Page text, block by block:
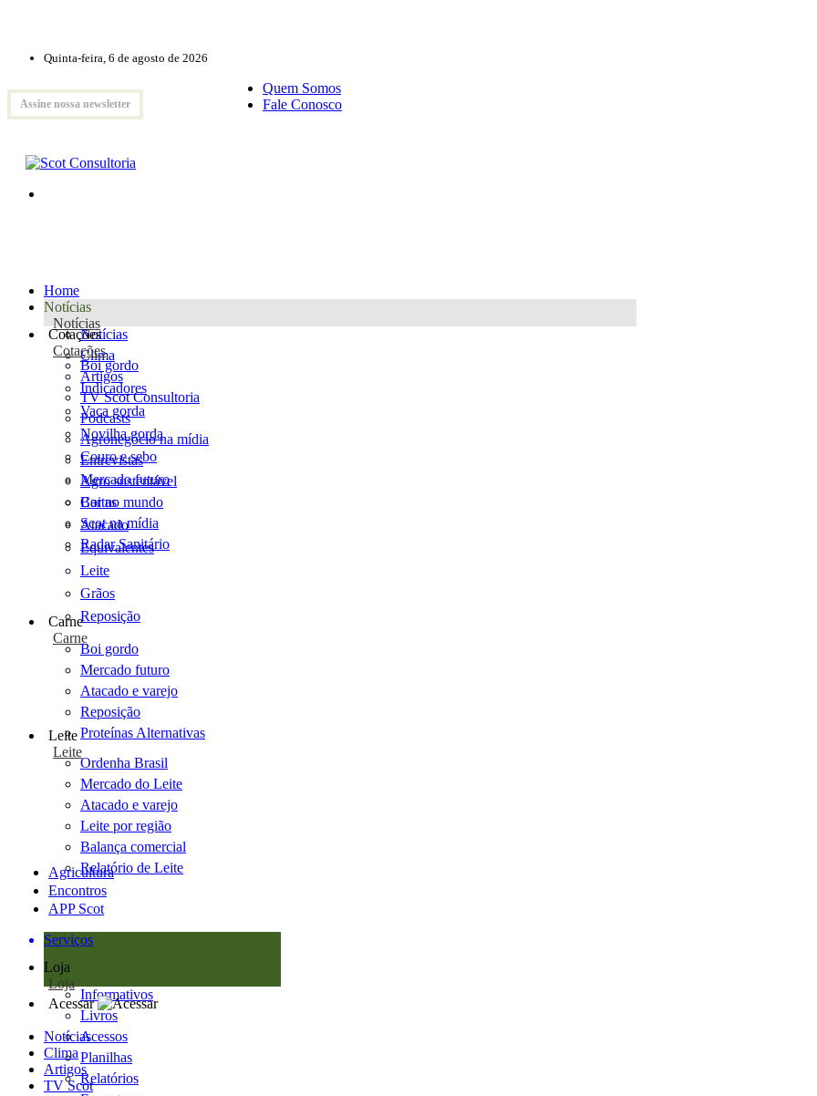
Quinta-feira, 6 de agosto de 2026
Assine nossa newsletter
Quem Somos
Fale Conosco
Home
Notícias
Notícias
Notícias
Clima
Artigos
TV Scot Consultoria
Podcasts
Agronegócio na mídia
Entrevistas
Agro sustentável
Cartas
Scot na mídia
Radar Sanitário
Cotações
Cotações
Boi gordo
Indicadores
Vaca gorda
Novilha gorda
Couro e sebo
Mercado futuro
Boi no mundo
Atacado
Equivalentes
Leite
Grãos
Reposição
Carne
Carne
Boi gordo
Mercado futuro
Atacado e varejo
Reposição
Proteínas Alternativas
Leite
Leite
Ordenha Brasil
Mercado do Leite
Atacado e varejo
Leite por região
Balança comercial
Relatório de Leite
Agricultura
Encontros
APP Scot
Serviços
Loja
Loja
Informativos
Livros
Acessos
Planilhas
Relatórios
Acessar
Notícias
Clima
Artigos
TV Scot